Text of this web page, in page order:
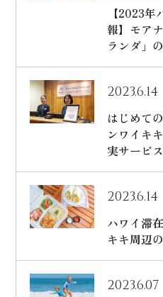
【2023
報】モア
ランダ」
2023.6.14
はじめて
ンワイキ
実サービ
2023.6.14
ハワイ滞
キキ周辺
2023.6.07